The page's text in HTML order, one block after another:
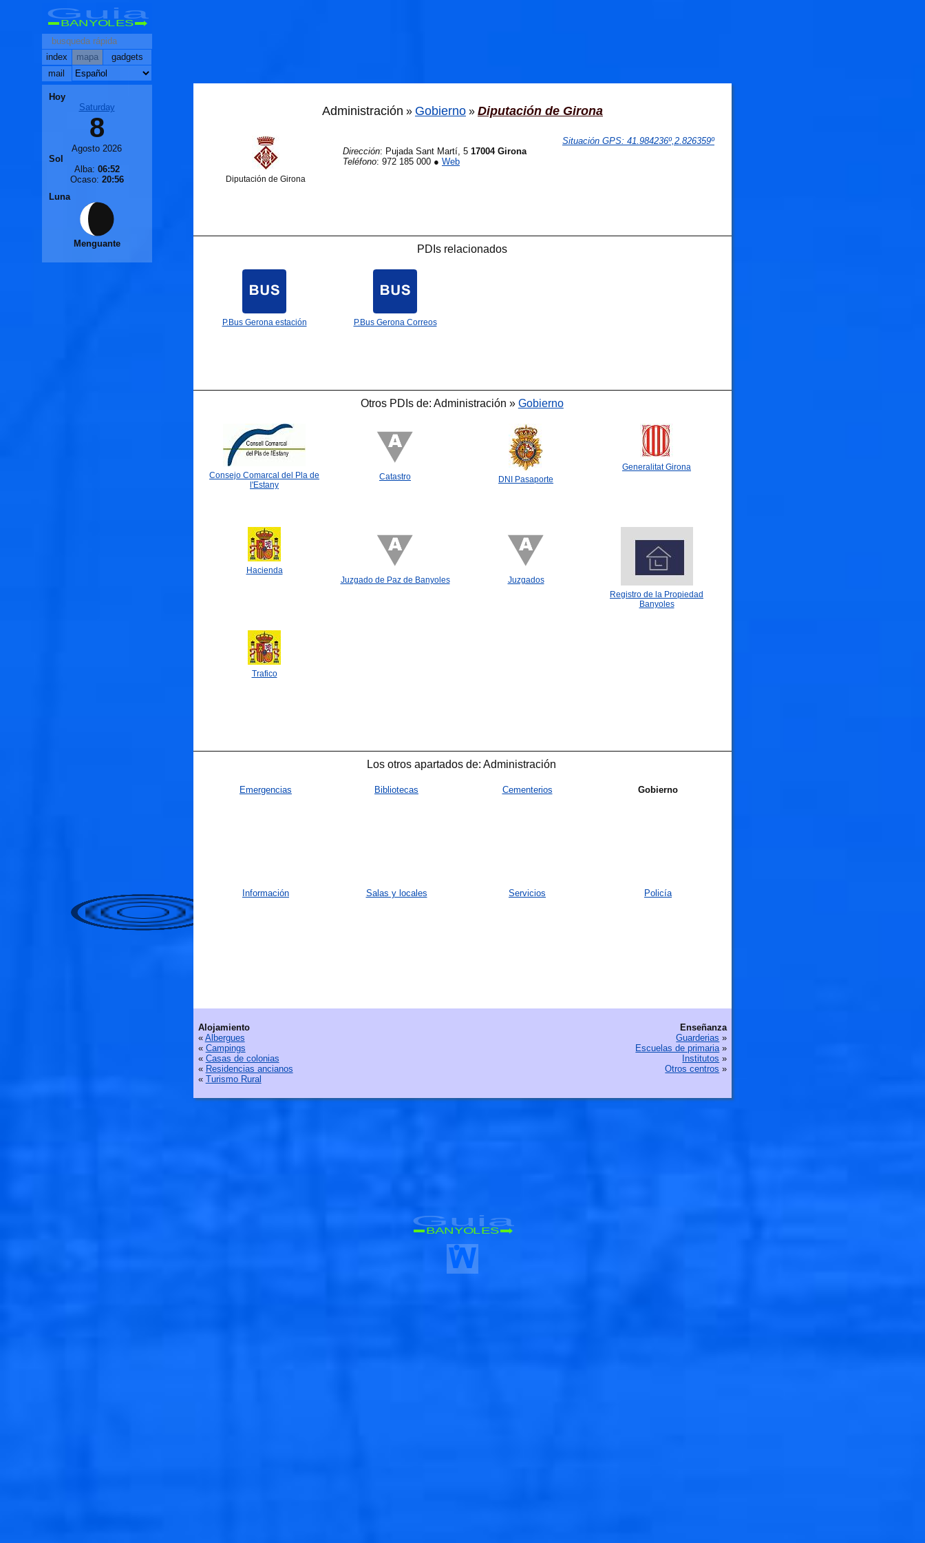
Administración » Gobierno » Diputación de Girona
Diputación de Girona
Situación GPS: 41.984236º,2.826359º
Dirección: Pujada Sant Martí, 5 17004 Girona
Teléfono: 972 185 000 ● Web
PDIs relacionados
P.Bus Gerona estación P.Bus Gerona Correos
Otros PDIs de: Administración » Gobierno
Consejo Comarcal del Pla de
l'Estany
Catastro DNI Pasaporte
Generalitat Girona
Hacienda
Juzgado de Paz de Banyoles
Juzgados
Registro de la Propiedad
Banyoles
Trafico
Los otros apartados de: Administración
Emergencias Bibliotecas Cementerios Gobierno
Información Salas y locales Servicios Policía
Enseñanza
Guarderias »
Escuelas de primaria»
Institutos »
Otros centros »
Alojamiento
« Albergues
« Campings
« Casas de colonias
« Residencias ancianos
« Turismo Rural
Guia
BANYOLES
Guia
BANYOLES
index mapa
gadgets
mail
Hoy
Saturday
8
Agosto 2026
Sol
Alba: 06:52
Ocaso: 20:56
Luna
Menguante
🐟
🐟
🐟
🐟